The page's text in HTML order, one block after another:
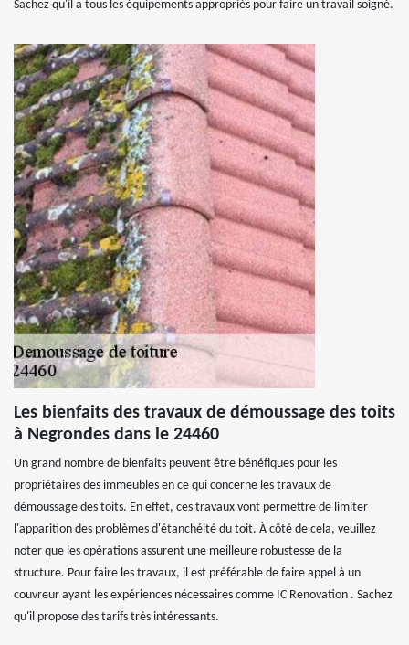
Sachez qu'il a tous les équipements appropriés pour faire un travail soigné.
Les bienfaits des travaux de démoussage des toits
à Negrondes dans le 24460
Un grand nombre de bienfaits peuvent être bénéfiques pour les
propriétaires des immeubles en ce qui concerne les travaux de
démoussage des toits. En effet, ces travaux vont permettre de limiter
l'apparition des problèmes d'étanchéité du toit. À côté de cela, veuillez
noter que les opérations assurent une meilleure robustesse de la
structure. Pour faire les travaux, il est préférable de faire appel à un
couvreur ayant les expériences nécessaires comme IC Renovation . Sachez
qu'il propose des tarifs très intéressants.